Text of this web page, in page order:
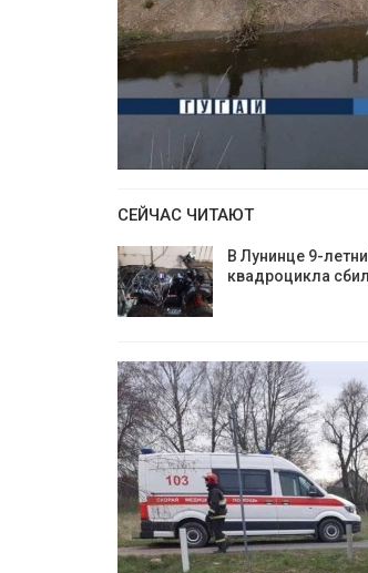
СЕЙЧАС ЧИТАЮТ
В Лунинце 9-
квадроцикла